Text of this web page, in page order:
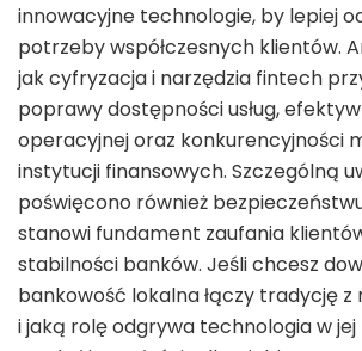
innowacyjne technologie, by lepiej
potrzeby współczesnych klientów.
jak cyfryzacja i narzędzia fintech
poprawy dostępności usług,
operacyjnej oraz konkurencyjności
instytucji finansowych. Szczególną
poświęcono również
stanowi fundament zaufania
stabilności banków. Jeśli chcesz
bankowość lokalna łączy tradycję z
i jaką rolę odgrywa technologia w